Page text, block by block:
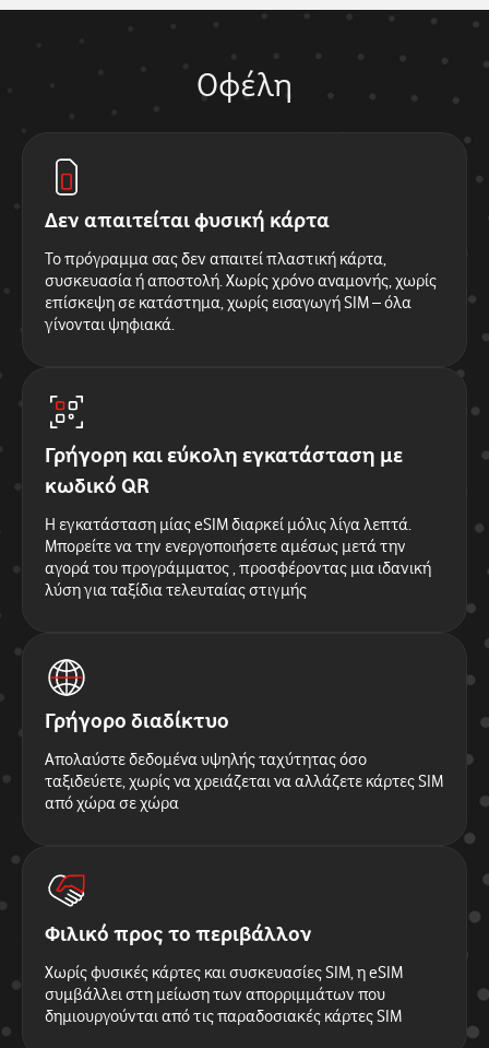
Οφέλη
Δεν απαιτείται φυσική κάρτα
Το πρόγραμμα σας δεν απαιτεί πλαστική κάρτα,
συσκευασία ή αποστολή. Χωρίς χρόνο αναμονής, χωρίς
επίσκεψη σε κατάστημα, χωρίς εισαγωγή SIM – όλα
γίνονται ψηφιακά.
Γρήγορη και εύκολη εγκατάσταση με
κωδικό QR
Η εγκατάσταση μίας eSIM διαρκεί μόλις λίγα λεπτά.
Μπορείτε να την ενεργοποιήσετε αμέσως μετά την
αγορά του προγράμματος , προσφέροντας μια ιδανική
λύση για ταξίδια τελευταίας στιγμής
Γρήγορο διαδίκτυο
Απολαύστε δεδομένα υψηλής ταχύτητας όσο
ταξιδεύετε, χωρίς να χρειάζεται να αλλάζετε κάρτες SIM
από χώρα σε χώρα
Φιλικό προς το περιβάλλον
Χωρίς φυσικές κάρτες και συσκευασίες SIM, η eSIM
συμβάλλει στη μείωση των απορριμμάτων που
δημιουργούνται από τις παραδοσιακές κάρτες SIM